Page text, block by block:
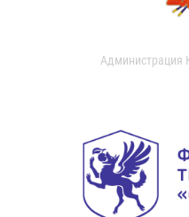
Администрация